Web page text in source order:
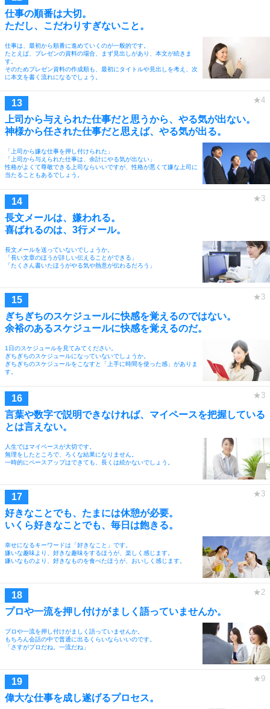
仕事の順番は大切。
ただし、こだわりすぎないこと。
仕事は、最初から順番に進めていくのが一般的です。
たとえば、プレゼンの資料の場合、まず見出しがあり、本文が続きま
す。
そのためプレゼン資料の作成順も、最初にタイトルや見出しを考え、次
に本文を書く流れになるでしょう。
上司から与えられた仕事だと思うから、やる気が出ない。
神様から任された仕事だと思えば、やる気が出る。
「上司から嫌な仕事を押し付けられた」
「上司から与えられた仕事は、余計にやる気が出ない」
性格がよくて尊敬できる上司ならいいですが、性格が悪くて嫌な上司に
当たることもあるでしょう。
長文メールは、嫌われる。
喜ばれるのは、3行メール。
長文メールを送っていないでしょうか。
「長い文章のほうが詳しい伝えることができる」
「たくさん書いたほうがやる気や熱意が伝わるだろう」
ぎちぎちのスケジュールに快感を覚えるのではない。
余裕のあるスケジュールに快感を覚えるのだ。
1日のスケジュールを見てみてください。
ぎちぎちのスケジュールになっていないでしょうか。
ぎちぎちのスケジュールをこなすと「上手に時間を使った感」がありま
す。
言葉や数字で説明できなければ、マイペースを把握している
とは言えない。
人生ではマイペースが大切です。
無理をしたところで、ろくな結果になりません。
一時的にペースアップはできても、長くは続かないでしょう。
好きなことでも、たまには休憩が必要。
いくら好きなことでも、毎日は飽きる。
幸せになるキーワードは「好きなこと」です。
嫌いな趣味より、好きな趣味をするほうが、楽しく感じます。
嫌いなものより、好きなものを食べたほうが、おいしく感じます。
プロや一流を押し付けがましく語っていませんか。
プロや一流を押し付けがましく語っていませんか。
もちろん会話の中で普通に出るくらいならいいのです。
「さすがプロだね。一流だね」
偉大な仕事を成し遂げるプロセス。